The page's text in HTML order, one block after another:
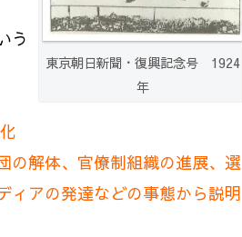
東京朝日新聞・復興記念号 1924
年
う
の解体、官僚制組織の進展、選
ィアの発達などの事態から説明